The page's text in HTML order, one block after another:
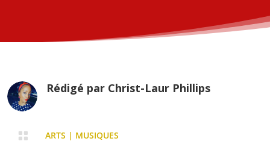
Rédigé par Christ-Laur Phillips
 ARTS | MUSIQUES